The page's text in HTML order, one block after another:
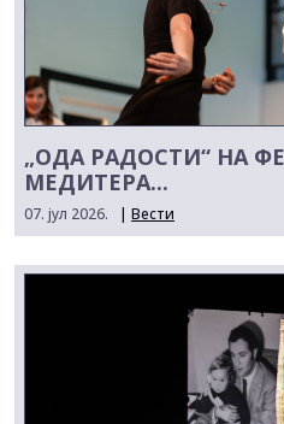
„ОДА РАДОСТИ“ НА
МЕДИТЕРА...
07. јул 2026. | Вести